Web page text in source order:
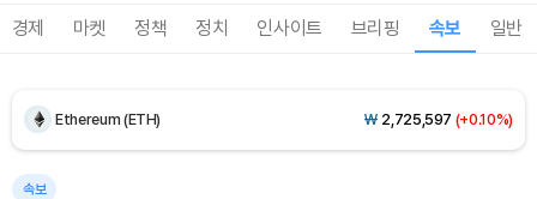
경제 마켓 정책 정치 인사이트 브리핑 속보 일반
Ethereum (ETH) ₩ 2,725,597 (+0.10%)
속보